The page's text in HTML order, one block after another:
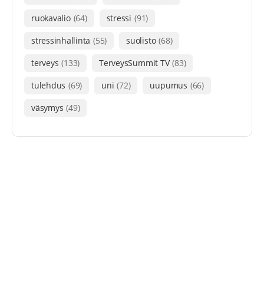
ruokavalio (64) stressi (91)
stressinhallinta (55) suolisto (68)
terveys (133) TerveysSummit TV (83)
tulehdus (69) uni (72) uupumus (66)
väsymys (49)